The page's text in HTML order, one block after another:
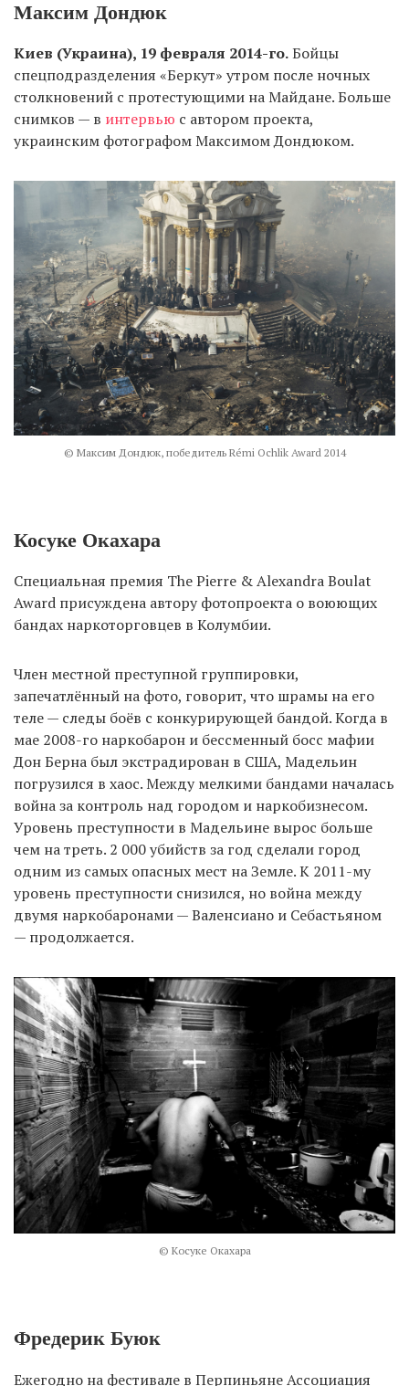
Максим Дондюк
Киев (Украина), 19 февраля 2014-го.Бойцы
спецподразделения «Беркут» утром после ночных
столкновений с протестующими на Майдане. Больше
снимков — в интервью с автором проекта,
украинским фотографом Максимом Дондюком.
© Максим Дондюк, победитель Rémi Ochlik Award 2014
Косуке Окахара
Специальная премия The Pierre & Alexandra Boulat
Award присуждена автору фотопроекта о воюющих
бандах наркоторговцев в Колумбии.
Член местной преступной группировки,
запечатлённый на фото, говорит, что шрамы на его
теле — следы боёв с конкурирующей бандой. Когда в
мае 2008-го наркобарон и бессменный босс мафии
Дон Берна был экстрадирован в США, Мадельин
погрузился в хаос. Между мелкими бандами началась
война за контроль над городом и наркобизнесом.
Уровень преступности в Мадельине вырос больше
чем на треть. 2 000 убийств за год сделали город
одним из самых опасных мест на Земле. К 2011-му
уровень преступности снизился, но война между
двумя наркобаронами — Валенсиано и Себастьяном
— продолжается.
© Косуке Окахара
Фредерик Буюк
Ежегодно на фестивале в Перпиньяне Ассоциация